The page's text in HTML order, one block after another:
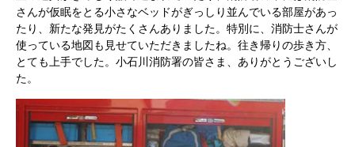
さんが仮眠をとる小さなベッドがぎっしり並んでいる部屋があっ
たり、新たな発見がたくさんありました。特別に、消防士さんが
使っている地図も見せていただきましたね。往き帰りの歩き方、
とても上手でした。小石川消防署の皆さま、ありがとうございし
た。